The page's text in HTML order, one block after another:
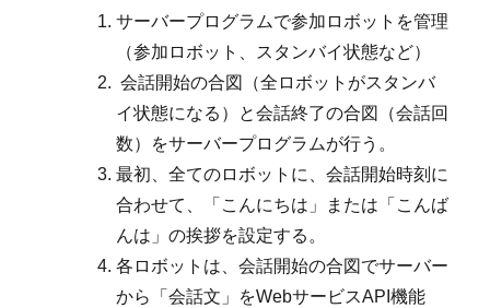
サーバープログラムで参加ロボットを管理
（参加ロボット、スタンバイ状態など）
会話開始の合図（全ロボットがスタンバ
イ状態になる）と会話終了の合図（会話回
数）をサーバープログラムが行う。
最初、全てのロボットに、会話開始時刻に
合わせて、「こんにちは」または「こんば
んは」の挨拶を設定する。
各ロボットは、会話開始の合図でサーバー
から「会話文」をWebサービスAPI機能